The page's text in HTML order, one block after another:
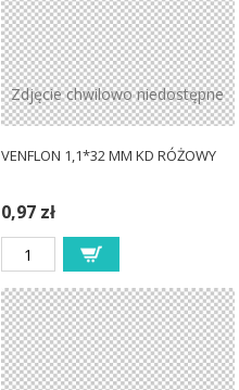
Zdjęcie chwilowo niedostępne
VENFLON 1,1*32 MM KD RÓŻOWY
0,97 zł